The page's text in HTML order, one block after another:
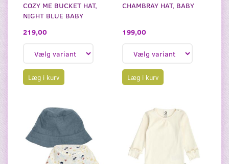
COZY ME BUCKET HAT,
NIGHT BLUE BABY
219,00
Læg i kurv
CHAMBRAY HAT, BABY
199,00
Læg i kurv